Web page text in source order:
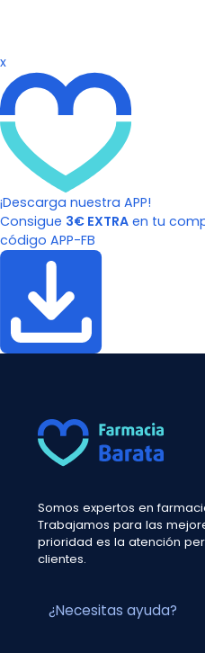
x
¡Descarga nuestra APP!
Consigue 3€ EXTRA en tu
código APP-FB
Somos expertos en
Trabajamos para las
prioridad es la atención
clientes.
¿Necesitas ayuda?